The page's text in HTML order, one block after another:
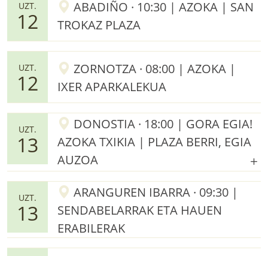
UZT.
12
ABADIÑO · 10:30 | AZOKA | SAN
TROKAZ PLAZA
UZT.
12
ZORNOTZA · 08:00 | AZOKA |
IXER APARKALEKUA
UZT.
13
DONOSTIA · 18:00 | GORA EGIA!
AZOKA TXIKIA | PLAZA BERRI, EGIA
AUZOA
UZT.
13
ARANGUREN IBARRA · 09:30 |
SENDABELARRAK ETA HAUEN
ERABILERAK